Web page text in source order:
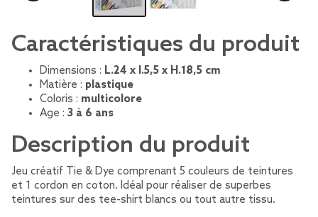
Caractéristiques du produit
Dimensions : L.24 x l.5,5 x H.18,5 cm
Matière : plastique
Coloris : multicolore
Age : 3 à 6 ans
Description du produit
Jeu créatif Tie & Dye comprenant 5 couleurs de teintures
et 1 cordon en coton. Idéal pour réaliser de superbes
teintures sur des tee-shirt blancs ou tout autre tissu.